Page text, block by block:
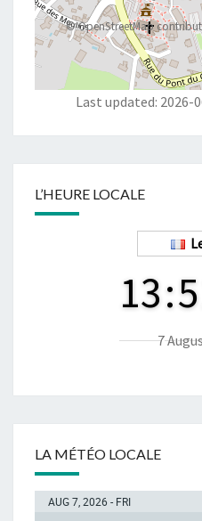
©OpenStreetMap
Last updated: 2026-
L’HEURE LOCALE
13:
7
LA MÉTÉO LOCALE
AUG 7, 2026 - FRI